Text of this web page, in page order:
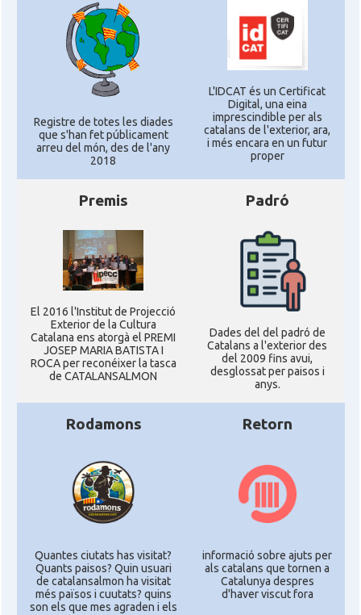
Registre de totes les diades
que s'han fet públicament
arreu del món, des de l'any
2018
L'IDCAT és un Certificat
Digital, una eina
imprescindible per als
catalans de l'exterior, ara,
i més encara en un futur
proper
Premis
El 2016 l'Institut de Projecció
Exterior de la Cultura
Catalana ens atorgà el PREMI
JOSEP MARIA BATISTA I
ROCA per reconéixer la tasca
de CATALANSALMON
Padró
Dades del del padró de
Catalans a l'exterior des
del 2009 fins avui,
desglossat per paisos i
anys.
Rodamons
Quantes ciutats has visitat?
Quants paisos? Quin usuari
de catalansalmon ha visitat
més països i cuutats? quins
son els que mes agraden i els
Retorn
informació sobre ajuts per
als catalans que tornen a
Catalunya despres
d'haver viscut fora